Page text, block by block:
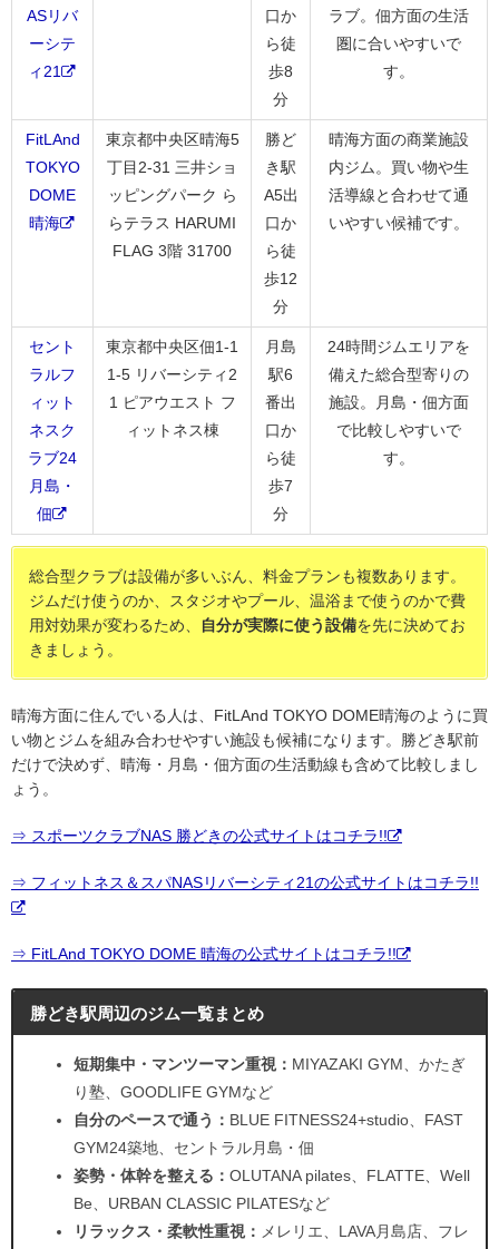
ASリバ
ーシテ
ィ21
口か
ら徒
歩8
分
ラブ。佃方面の生活
圏に合いやすいで
す。
FitLAnd
TOKYO
DOME
晴海
東京都中央区晴海5
丁目2-31 三井ショ
ッピングパーク ら
らテラス HARUMI
FLAG 3階 31700
勝ど
き駅
A5出
口か
ら徒
歩12
分
晴海方面の商業施設
内ジム。買い物や生
活導線と合わせて通
いやすい候補です。
セント
ラルフ
ィット
ネスク
ラブ24
月島・
佃
東京都中央区佃1-1
1-5 リバーシティ2
1 ピアウエスト フ
ィットネス棟
月島
駅6
番出
口か
ら徒
歩7
分
24時間ジムエリアを
備えた総合型寄りの
施設。月島・佃方面
で比較しやすいで
す。
総合型クラブは設備が多いぶん、料金プランも複数あります。
ジムだけ使うのか、スタジオやプール、温浴まで使うのかで費
用対効果が変わるため、
自分が実際に使う設備を先に決めてお
きましょう。
晴海方面に住んでいる人は、FitLAnd TOKYO DOME晴海のように買
い物とジムを組み合わせやすい施設も候補になります。勝どき駅前
だけで決めず、晴海・月島・佃方面の生活動線も含めて比較しまし
ょう。
⇒ スポーツクラブNAS 勝どきの公式サイトはコチラ!!
⇒ フィットネス＆スパNASリバーシティ21の公式サイトはコチラ!!
⇒ FitLAnd TOKYO DOME 晴海の公式サイトはコチラ!!
勝どき駅周辺のジム一覧まとめ
短期集中・マンツーマン重視： MIYAZAKI GYM、かたぎ
り塾、GOODLIFE GYMなど
自分のペースで通う： BLUE FITNESS24+studio、FAST
GYM24築地、セントラル月島・佃
姿勢・体幹を整える： OLUTANA pilates、FLATTE、Well
Be、URBAN CLASSIC PILATESなど
リラックス・柔軟性重視： メレリエ、LAVA月島店、フレ